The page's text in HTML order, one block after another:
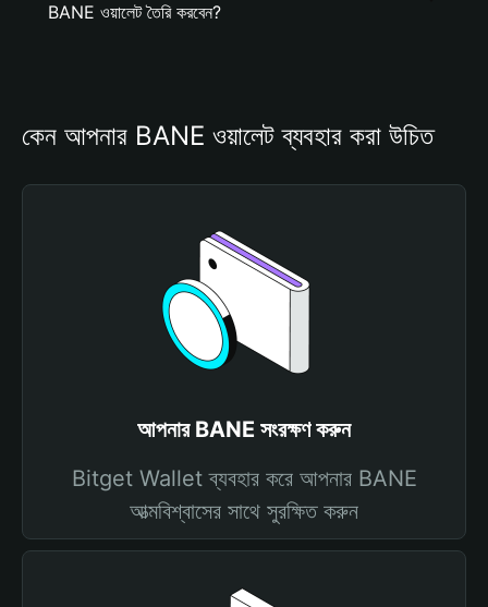
BANE ওয়ালেট তৈরি করবেন?
কেন আপনার BANE ওয়ালেট ব্যবহার করা উচিত
আপনার BANE সংরক্ষণ করুন
Bitget Wallet ব্যবহার করে আপনার BANE
আত্মবিশ্বাসের সাথে সুরক্ষিত করুন